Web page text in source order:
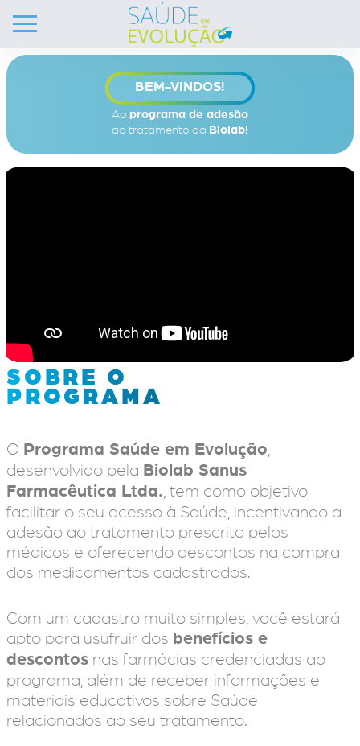
BEM-VINDOS!
Ao programa de adesão
ao tratamento da Biolab!
SOBRE O
PROGRAMA
O Programa Saúde em Evolução,
desenvolvido pela Biolab Sanus
Farmacêutica Ltda., tem como objetivo
facilitar o seu acesso à Saúde, incentivando a
adesão ao tratamento prescrito pelos
médicos e oferecendo descontos na compra
dos medicamentos cadastrados.
Com um cadastro muito simples, você estará
apto para usufruir dos benefícios e
descontos nas farmácias credenciadas ao
programa, além de receber informações e
materiais educativos sobre Saúde
relacionados ao seu tratamento.